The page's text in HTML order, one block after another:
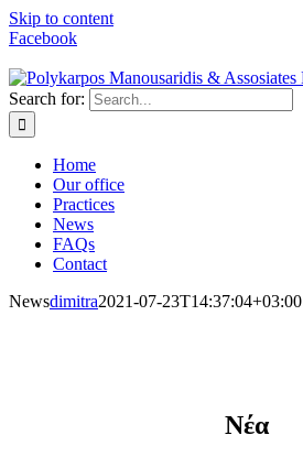
Skip to content
Facebook
Search for:
Home
Our office
Practices
News
FAQs
Contact
Newsdimitra2021-07-23T14:37:04+03:00
Νέα